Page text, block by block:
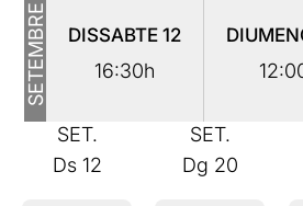
SETEMBRE DISSABTE12
16:30h
SET.
Ds 12
SET.
Dg 20